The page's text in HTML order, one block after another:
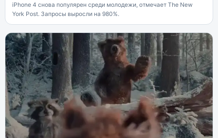
iPhone 4 снова популярен среди молодежи, отмечает The New
York Post. Запросы выросли на 980%.